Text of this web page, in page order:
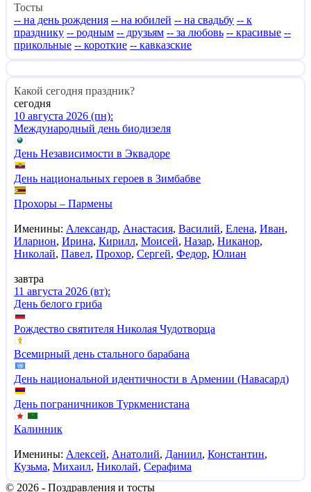
Тосты
-- на день рождения -- на юбилей -- на свадьбу -- к
празднику -- родным -- друзьям -- за любовь -- красивые --
прикольные -- короткие -- кавказские
Какой сегодня праздник?
сегодня
10 августа 2026 (пн):
Международный день биодизеля
День Независимости в Эквадоре
День национальных героев в Зимбабве
Прохоры – Пармены
Именины: Александр, Анастасия, Василий, Елена, Иван,
Иларион, Ирина, Кирилл, Моисей, Назар, Никанор,
Николай, Павел, Прохор, Сергей, Федор, Юлиан
завтра
11 августа 2026 (вт):
День белого гриба
Рождество святителя Николая Чудотворца
Всемирный день стального барабана
День национальной идентичности в Армении (Навасард)
День пограничников Туркменистана
Калинник
Именины: Алексей, Анатолий, Даниил, Константин,
Кузьма, Михаил, Николай, Серафима
© 2026 - Поздравления и тосты